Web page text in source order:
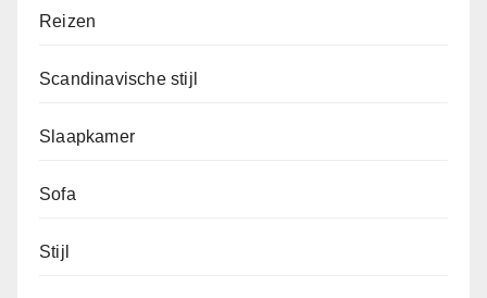
Reizen
Scandinavische stijl
Slaapkamer
Sofa
Stijl